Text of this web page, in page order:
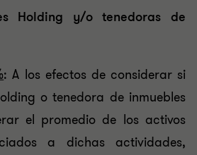
Holding y/o tenedoras de
: A los efectos de considerar si
o tenedora de inmuebles
el promedio de los activos
a dichas actividades,